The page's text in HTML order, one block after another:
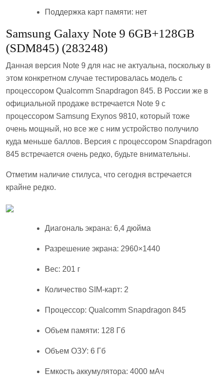
Поддержка карт памяти: нет
Samsung Galaxy Note 9 6GB+128GB
(SDM845) (283248)
Данная версия Note 9 для нас не актуальна, поскольку в
этом конкретном случае тестировалась модель с
процессором Qualcomm Snapdragon 845. В России же в
официальной продаже встречается Note 9 с
процессором Samsung Exynos 9810, который тоже
очень мощный, но все же с ним устройство получило
куда меньше баллов. Версия с процессором Snapdragon
845 встречается очень редко, будьте внимательны.
Отметим наличие стилуса, что сегодня встречается
крайне редко.
Диагональ экрана: 6,4 дюйма
Разрешение экрана: 2960×1440
Вес: 201 г
Количество SIM-карт: 2
Процессор: Qualcomm Snapdragon 845
Объем памяти: 128 Гб
Объем ОЗУ: 6 Гб
Емкость аккумулятора: 4000 мАч